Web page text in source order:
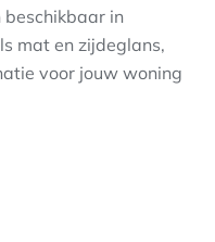
beschikbaar in
mat en zijdeglans,
voor jouw woning